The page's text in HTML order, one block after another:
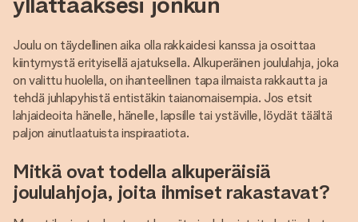
Joulu on täydellinen aika olla rakkaidesi kanssa ja osoittaa
kiintymystä erityisellä ajatuksella. Alkuperäinen joululahja, joka
on valittu huolella, on ihanteellinen tapa ilmaista rakkautta ja
tehdä juhlapyhistä entistäkin taianomaisempia. Jos etsit
lahjaideoita hänelle, hänelle, lapsille tai ystäville, löydät täältä
paljon ainutlaatuista inspiraatiota.
Mitkä ovat todella alkuperäisiä
joululahjoja, joita ihmiset rakastavat?